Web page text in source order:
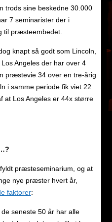
trods sine beskedne 30.000
7 seminarister der i
til præsteembedet.
knapt så godt som Lincoln,
Angeles der har over 4
præstevie 34 over en tre-årig
i samme periode fik viet 22
at Los Angeles er 44x større
præsteseminarium, og at
nye præster hvert år,
faktorer:
de seneste 50 år har alle